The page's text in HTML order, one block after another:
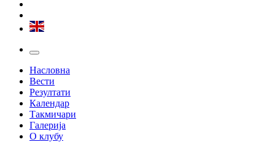
Насловна
Вести
Резултати
Календар
Такмичари
Галерија
О клубу